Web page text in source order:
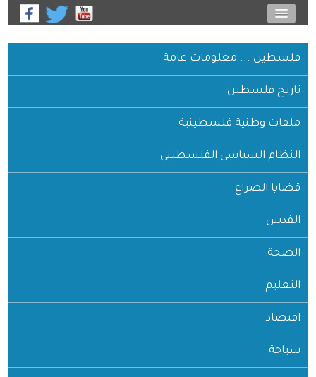
فلسطين ... معلومات عامة
تاريخ فلسطين
ملفات وطنية فلسطينية
النظام السياسي الفلسطيني
قضايا الصراع
القدس
الصحة
التعليم
اقتصاد
سياحة